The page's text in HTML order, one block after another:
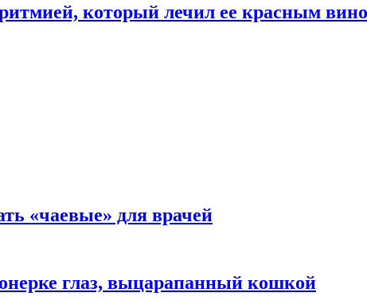
который лечил ее красным
«чаевые» для врачей
глаз, выцарапанный кошкой